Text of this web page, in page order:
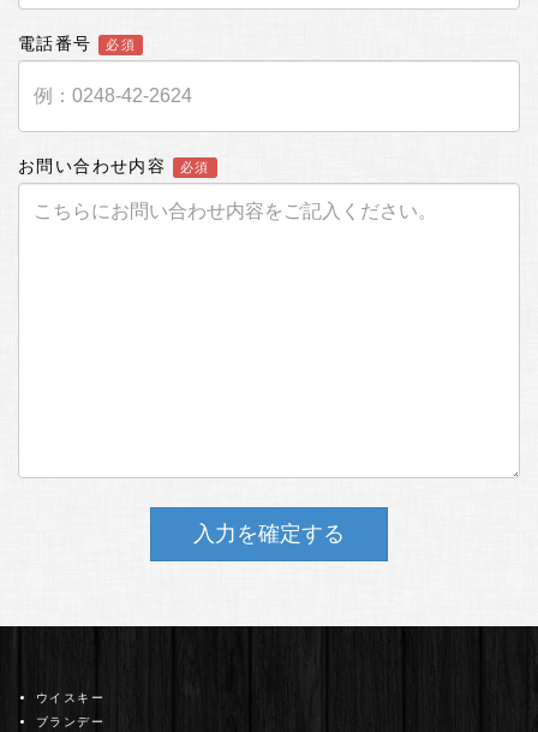
電話番号 必須
お問い合わせ内容 必須
ウイスキー
ブランデー